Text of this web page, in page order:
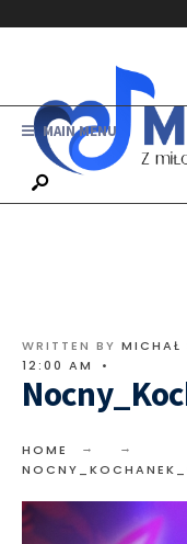
MAIN MENU
WRITTEN BY MICHAŁ
12:00 AM
•
HOME